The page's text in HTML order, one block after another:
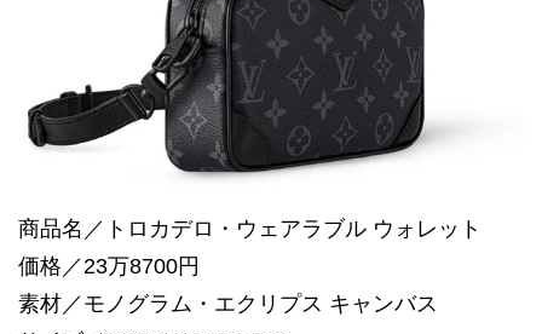
商品名／トロカデロ・ウェアラブル ウォレット
価格／23万8700円
素材／モノグラム・エクリプス キャンバス